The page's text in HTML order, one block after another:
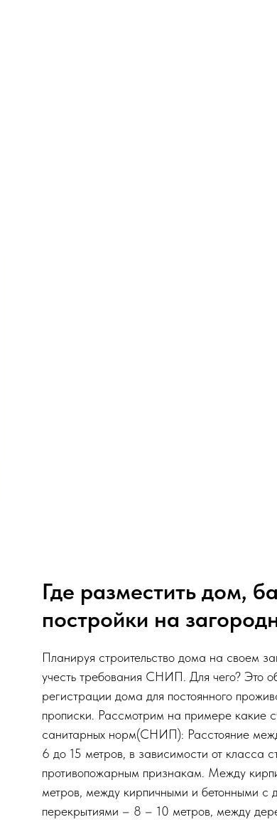
Где разместить дом,
постройки на
Планируя строительство дома на своем
учесть требования СНИП. Для чего? Это
регистрации дома для постоянного
прописки. Рассмотрим на примере какие
санитарных норм(СНИП): Расстояние
6 до 15 метров, в зависимости от класса
противопожарным признакам. Между
метров, между кирпичными и бетонными с
перекрытиями – 8 – 10 метров, между